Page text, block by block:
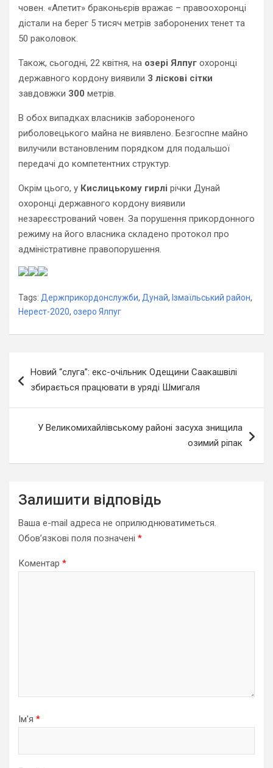
човен. «Апетит» браконьєрів вражає – правоохоронці
дістали на берег 5 тисяч метрів заборонених тенет та
50 раколовок.
Також, сьогодні, 22 квітня, на озері Ялпуг охоронці
державного кордону виявили 3 ліскові сітки
завдовжки 300 метрів.
В обох випадках власників забороненого
риболовецького майна не виявлено. Безгоспне майно
вилучили встановленим порядком для подальшої
передачі до компетентних структур.
Окрім цього, у Кислицькому гирлі річки Дунай
охоронці державного кордону виявили
незареєстрований човен. За порушення прикордонного
режиму на його власника складено протокол про
адміністративне правопорушення.
Tags: Держприкордонслужби, Дунай, Ізмаїльський район,
Нерест-2020, озеро Ялпуг
записів
Новий “слуга”: екс-очільник Одещини Саакашвілі
збирається працювати в уряді Шмигаля
У Великомихайлівському районі засуха знищила
озимий ріпак
Залишити відповідь
Ваша e-mail адреса не оприлюднюватиметься.
Обов’язкові поля позначені *
Коментар *
Ім'я *